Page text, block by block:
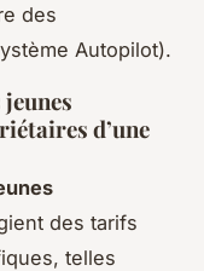
des
Autopilot).
d’une
des tarifs
telles